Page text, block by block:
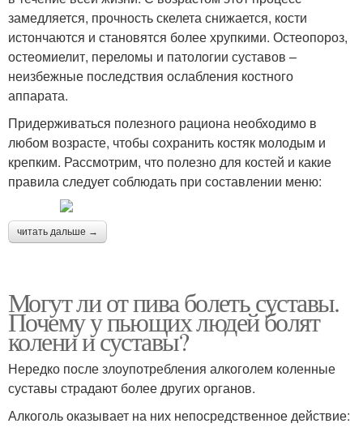
замедляется, прочность скелета снижается, кости
истончаются и становятся более хрупкими. Остеопороз,
остеомиелит, переломы и патологии суставов –
неизбежные последствия ослабления костного
аппарата.
Придерживаться полезного рациона необходимо в
любом возрасте, чтобы сохранить костяк молодым и
крепким. Рассмотрим, что полезно для костей и какие
правила следует соблюдать при составлении меню:
читать дальше →
Могут ли от пива болеть суставы.
Почему у пьющих людей болят
колени и суставы?
Нередко после злоупотребления алкоголем коленные
суставы страдают более других органов.
Алкоголь оказывает на них непосредственное действие: